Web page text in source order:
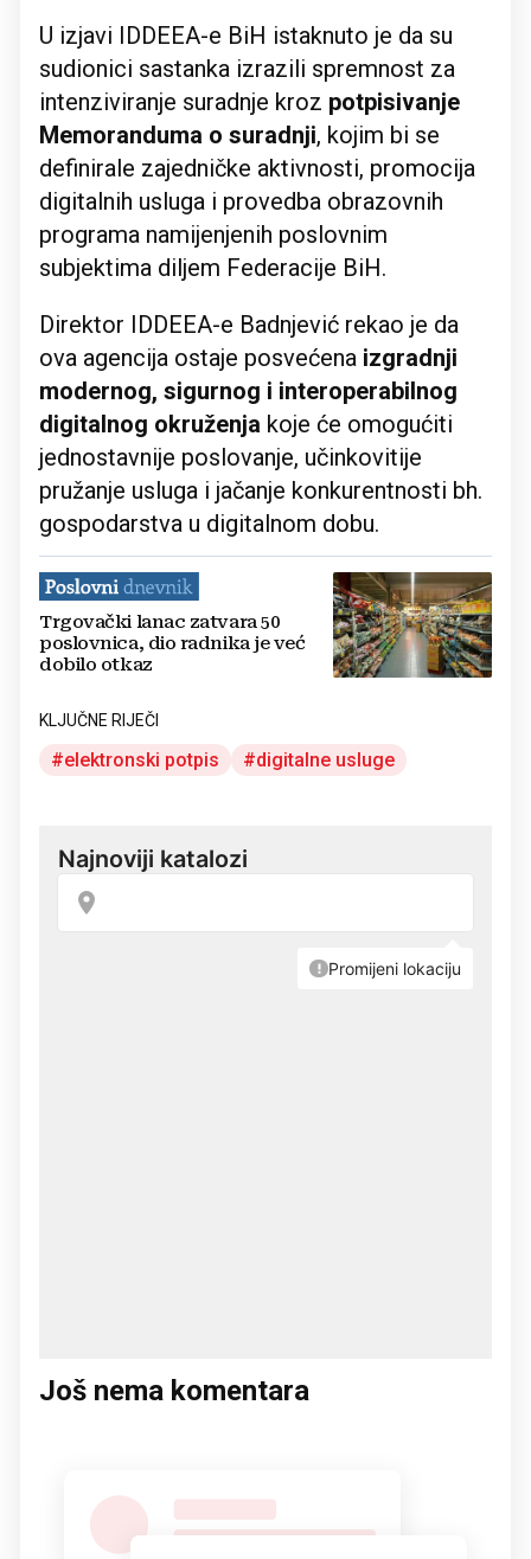
U izjavi IDDEEA-e BiH istaknuto je da su
sudionici sastanka izrazili spremnost za
intenziviranje suradnje kroz potpisivanje
Memoranduma o suradnji, kojim bi se
definirale zajedničke aktivnosti, promocija
digitalnih usluga i provedba obrazovnih
programa namijenjenih poslovnim
subjektima diljem Federacije BiH.
Direktor IDDEEA-e Badnjević rekao je da
ova agencija ostaje posvećena izgradnji
modernog, sigurnog i interoperabilnog
digitalnog okruženja koje će omogućiti
jednostavnije poslovanje, učinkovitije
pružanje usluga i jačanje konkurentnosti bh.
gospodarstva u digitalnom dobu.
Trgovački lanac zatvara 50
poslovnica, dio radnika je već
dobilo otkaz
KLJUČNE RIJEČI
elektronski potpis digitalne usluge
Još nema komentara